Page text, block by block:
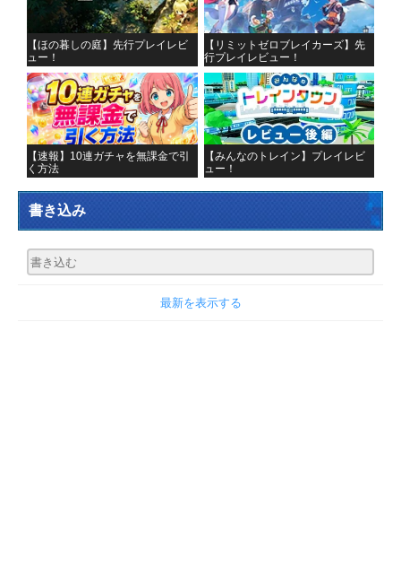
【ほの暮しの庭】先行プレイレビ
ュー！
【リミットゼロブレイカーズ】先
行プレイレビュー！
【速報】10連ガチャを無課金で引
く方法
【みんなのトレイン】プレイレビ
ュー！
書き込み
最新を表示する